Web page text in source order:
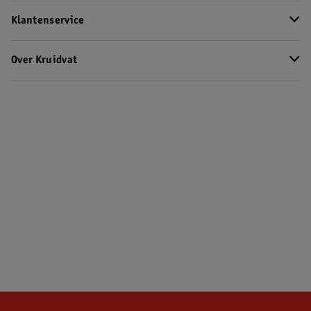
Klantenservice
Over Kruidvat